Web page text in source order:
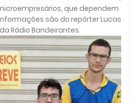
que dependem
são do repórter Lucas
Rádio Bandeirantes.